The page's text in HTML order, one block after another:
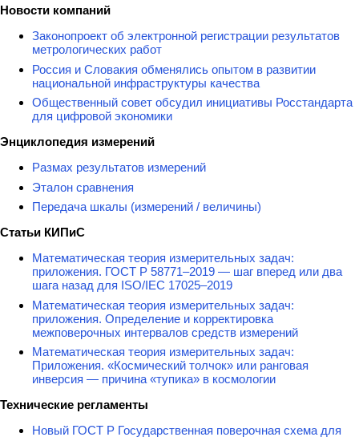
Новости компаний
Законопроект об электронной регистрации результатов
метрологических работ
Россия и Словакия обменялись опытом в развитии
национальной инфраструктуры качества
Общественный совет обсудил инициативы Росстандарта
для цифровой экономики
Энциклопедия измерений
Размах результатов измерений
Эталон сравнения
Передача шкалы (измерений / величины)
Статьи КИПиС
Математическая теория измерительных задач:
приложения. ГОСТ Р 58771–2019 — шаг вперед или два
шага назад для ISO/IEC 17025–2019
Математическая теория измерительных задач:
приложения. Определение и корректировка
межповерочных интервалов средств измерений
Математическая теория измерительных задач:
Приложения. «Космический толчок» или ранговая
инверсия — причина «тупика» в космологии
Технические регламенты
Новый ГОСТ Р Государственная поверочная схема для